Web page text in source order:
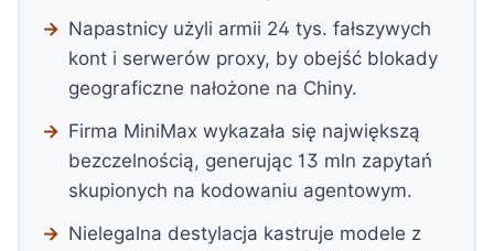
Napastnicy użyli armii 24 tys. fałszywych
kont i serwerów proxy, by obejść blokady
geograficzne nałożone na Chiny.
Firma MiniMax wykazała się największą
bezczelnością, generując 13 mln zapytań
skupionych na kodowaniu agentowym.
Nielegalna destylacja kastruje modele z